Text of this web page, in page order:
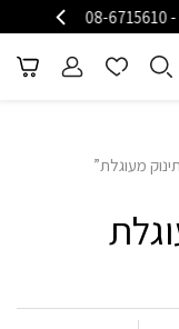
מעוגלת”